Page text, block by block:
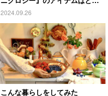
れ？
2024.09.26
こんな暮らしをしてみた